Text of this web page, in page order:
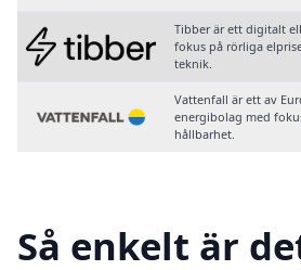
Tibber är ett digitalt
fokus på rörliga
teknik.
Vattenfall är ett av
energibolag med
hållbarhet.
Så enkelt är